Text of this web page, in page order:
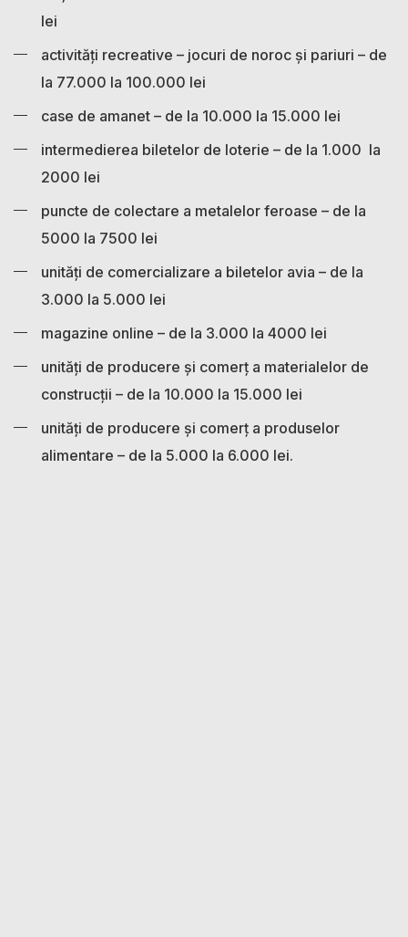
lei
activități recreative – jocuri de noroc și pariuri – de
la 77.000 la 100.000 lei
case de amanet – de la 10.000 la 15.000 lei
intermedierea biletelor de loterie – de la 1.000 la
2000 lei
puncte de colectare a metalelor feroase – de la
5000 la 7500 lei
unități de comercializare a biletelor avia – de la
3.000 la 5.000 lei
magazine online – de la 3.000 la 4000 lei
unități de producere și comerț a materialelor de
construcții – de la 10.000 la 15.000 lei
unități de producere și comerț a produselor
alimentare – de la 5.000 la 6.000 lei.